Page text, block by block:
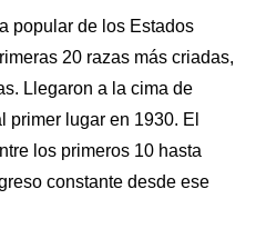
popular de los Estados
20 razas más criadas,
Llegaron a la cima de
primer lugar en 1930. El
los primeros 10 hasta
constante desde ese